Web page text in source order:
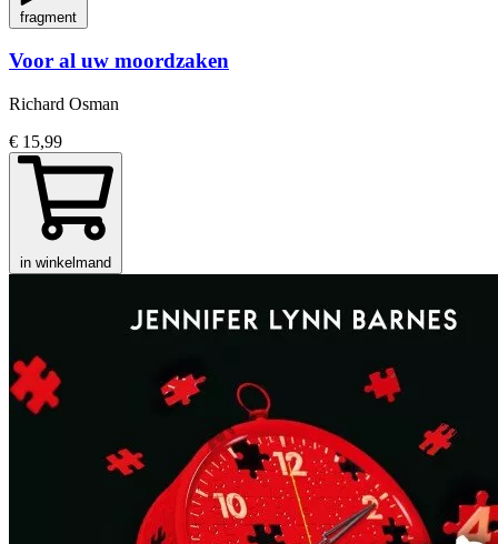
fragment
Voor al uw moordzaken
Richard Osman
€ 15,99
in winkelmand